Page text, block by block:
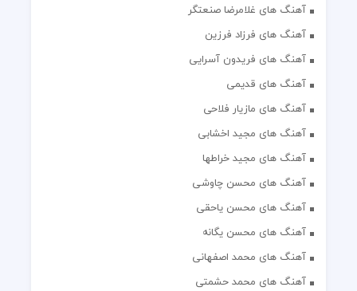
آهنگ های غلامرضا صنعتگر
آهنگ های فرزاد فرزین
آهنگ های فریدون آسرایی
آهنگ های قدیمی
آهنگ های مازیار فلاحی
آهنگ های مجید اخشابی
آهنگ های مجید خراطها
آهنگ های محسن چاوشی
آهنگ های محسن یاحقی
آهنگ های محسن یگانه
آهنگ های محمد اصفهانی
آهنگ های محمد حشمتی